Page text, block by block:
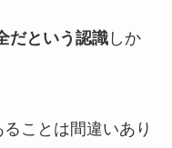
だという認識しか
ことは間違いあり